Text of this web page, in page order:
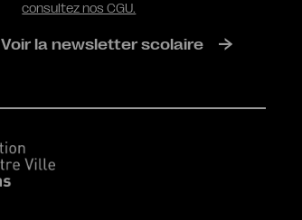
consultez nos CGU.
Voir la newsletter scolaire